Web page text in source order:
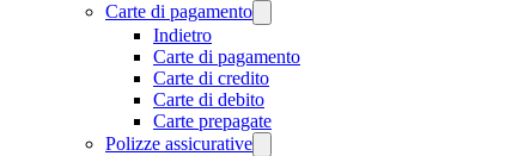
Carte di pagamento
Indietro
Carte di pagamento
Carte di credito
Carte di debito
Carte prepagate
Polizze assicurative